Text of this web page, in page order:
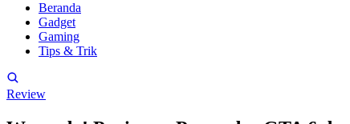
Beranda
Gadget
Gaming
Tips & Trik
Review